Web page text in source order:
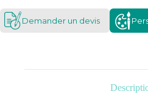
Demander un devis